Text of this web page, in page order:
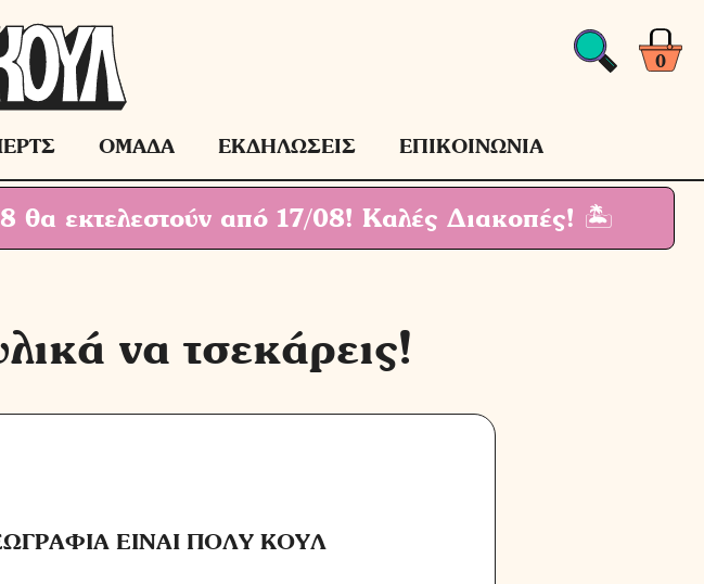
0
ΟΜΑΔΑ ΕΚΔΗΛΩΣΕΙΣ ΕΠΙΚΟΙΝΩΝΙΑ
θα εκτελεστούν από 17/08! Καλές Διακοπές! 🏝
να τσεκάρεις!
ΕΙΝΑΙ ΠΟΛΥ ΚΟΥΛ